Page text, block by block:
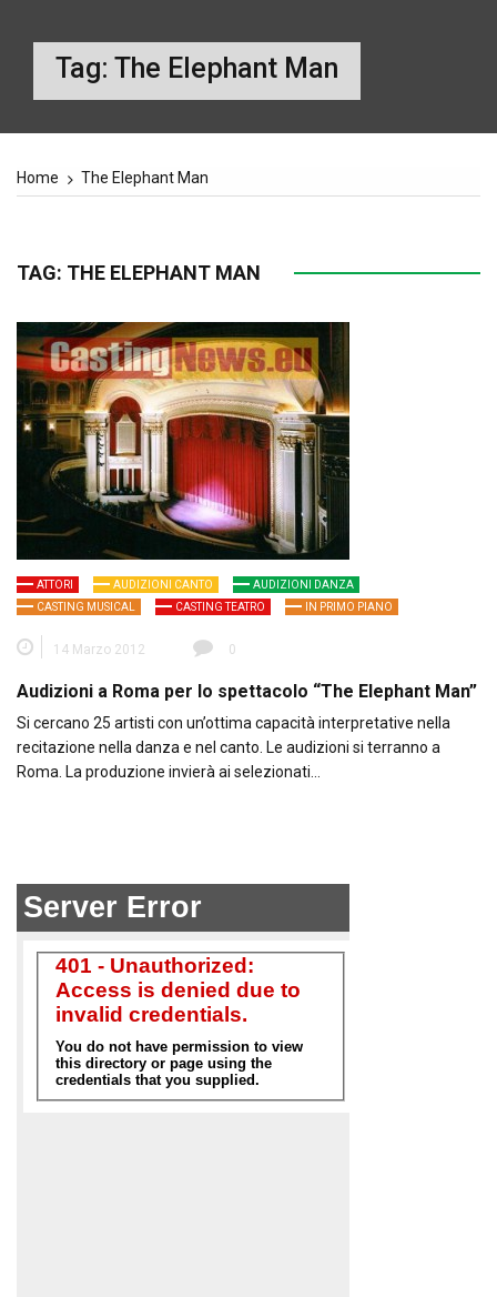
Tag: The Elephant Man
Home The Elephant Man
TAG: THE ELEPHANT MAN
ATTORI AUDIZIONI CANTO
AUDIZIONI DANZA
CASTING MUSICAL
CASTING TEATRO IN PRIMO PIANO
14 Marzo 2012 0
Audizioni a Roma per lo spettacolo “The Elephant Man”
Si cercano 25 artisti con un’ottima capacità interpretative nella
recitazione nella danza e nel canto. Le audizioni si terranno a
Roma. La produzione invierà ai selezionati…